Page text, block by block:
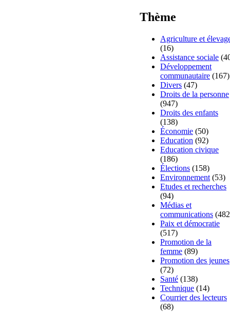
Thème
Agriculture et
(16)
Assistance sociale
Développement
communautaire (167)
Divers (47)
Droits de la personne
(947)
Droits des enfants
(138)
Économie (50)
Education (92)
Education civique
(186)
Élections (158)
Environnement (53)
Etudes et recherches
(94)
Médias et
communications
Paix et démocratie
(517)
Promotion de la
femme (89)
Promotion des jeunes
(72)
Santé (138)
Technique (14)
Courrier des lecteurs
(68)